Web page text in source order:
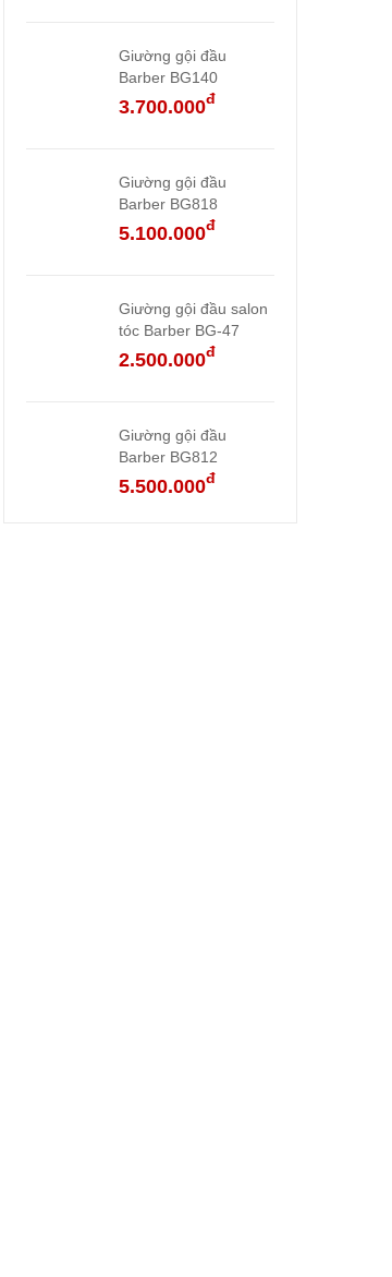
Giường gội đầu
Barber BG140
3.700.000đ
Giường gội đầu
Barber BG818
5.100.000đ
Giường gội đầu salon
tóc Barber BG-47
2.500.000đ
Giường gội đầu
Barber BG812
5.500.000đ